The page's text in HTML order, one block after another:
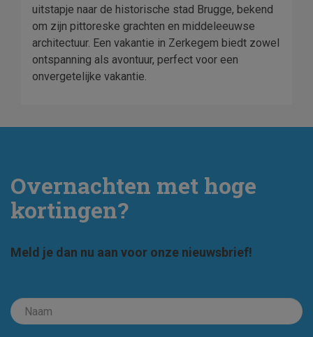
uitstapje naar de historische stad Brugge, bekend
om zijn pittoreske grachten en middeleeuwse
architectuur. Een vakantie in Zerkegem biedt zowel
ontspanning als avontuur, perfect voor een
onvergetelijke vakantie.
Overnachten met hoge
kortingen?
Meld je dan nu aan voor onze nieuwsbrief!